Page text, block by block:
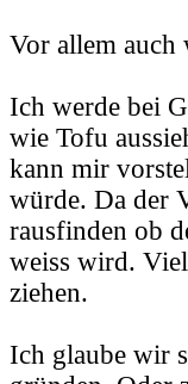
Vor allem auch
Ich werde bei
wie Tofu
kann mir
würde. Da der
rausfinden ob
weiss wird.
ziehen.
Ich glaube wir